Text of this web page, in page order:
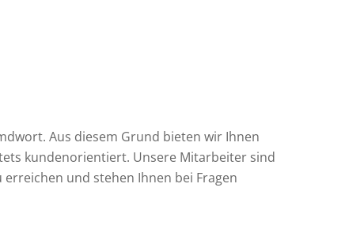
Aus diesem Grund bieten wir Ihnen
kundenorientiert. Unsere Mitarbeiter sind
und stehen Ihnen bei Fragen